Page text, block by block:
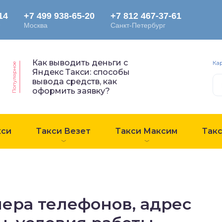
Популярное
Как выводить деньги с
Яндекс Такси: способы
вывода средств, как
оформить заявку?
Такси Везет Такси Максим
телефонов, адрес